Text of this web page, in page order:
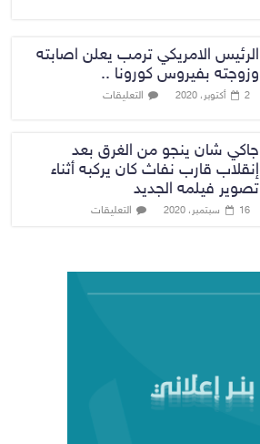
الرئيس الامريكي ترمب يعلن اصابته
وزوجته بفيروس كورونا ..
2 أكتوبر، 2020 التعليقات
جاكي شان ينجو من الغرق بعد
إنقلاب قارب نفاث كان يركبه أثناء
تصوير فيلمه الجديد
16 سبتمبر، 2020 التعليقات